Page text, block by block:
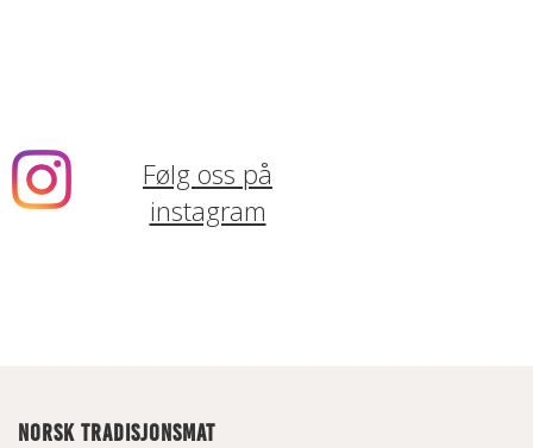
Følg oss på
instagram
NORSK TRADISJONSMAT